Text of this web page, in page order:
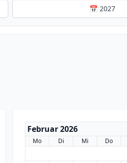
📅 2027
Februar 2026
Mo Di Mi Do